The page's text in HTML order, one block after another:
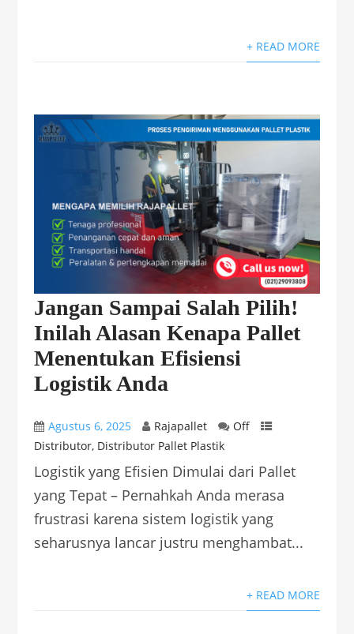
+ READ MORE
Jangan Sampai Salah Pilih!
Inilah Alasan Kenapa Pallet
Menentukan Efisiensi
Logistik Anda
Agustus 6, 2025 Rajapallet
Off
Distributor, Distributor Pallet Plastik
Logistik yang Efisien Dimulai dari Pallet
yang Tepat – Pernahkah Anda merasa
frustrasi karena sistem logistik yang
seharusnya lancar justru menghambat...
+ READ MORE